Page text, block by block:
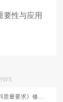
要性与应用
GB/T 29602-2026《固体饮料质量要求》修订要点与企业合规应对